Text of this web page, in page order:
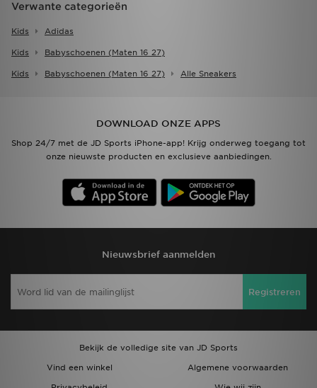
Verwante categorieën
Kids Adidas
Kids Babyschoenen (maten 16 27)
Kids Babyschoenen (maten 16 27) Alle Sneakers
DOWNLOAD ONZE APPS
Shop 24/7 met de JD Sports iPhone-app! Krijg onderweg toegang tot
onze nieuwste producten en exclusieve aanbiedingen.
Nieuwsbrief aanmelden
Registreren
Bekijk de volledige site van JD Sports
Vind een winkel
Algemene voorwaarden